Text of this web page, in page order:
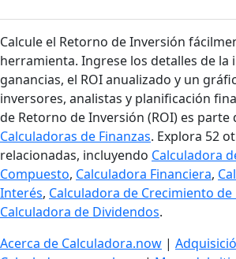
Calcule el Retorno de Inversión
herramienta. Ingrese los detalles de la
ganancias, el ROI anualizado y un
inversores, analistas y planificación
de Retorno de Inversión (ROI) es parte
Calculadoras de Finanzas. Explora 52
relacionadas, incluyendo Calculadora
Compuesto, Calculadora Financiera,
Interés, Calculadora de Crecimiento
Calculadora de Dividendos.
Acerca de Calculadora.now |